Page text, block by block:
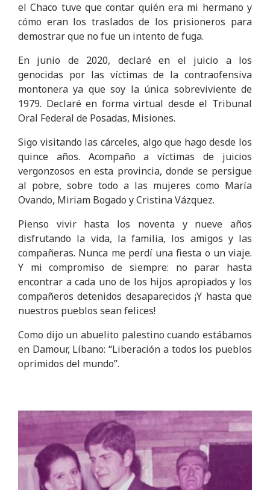
el Chaco tuve que contar quién era mi hermano y
cómo eran los traslados de los prisioneros para
demostrar que no fue un intento de fuga.
En junio de 2020, declaré en el juicio a los
genocidas por las víctimas de la contraofensiva
montonera ya que soy la única sobreviviente de
1979. Declaré en forma virtual desde el Tribunal
Oral Federal de Posadas, Misiones.
Sigo visitando las cárceles, algo que hago desde los
quince años. Acompaño a víctimas de juicios
vergonzosos en esta provincia, donde se persigue
al pobre, sobre todo a las mujeres como María
Ovando, Miriam Bogado y Cristina Vázquez.
Pienso vivir hasta los noventa y nueve años
disfrutando la vida, la familia, los amigos y las
compañeras. Nunca me perdí una fiesta o un viaje.
Y mi compromiso de siempre: no parar hasta
encontrar a cada uno de los hijos apropiados y los
compañeros detenidos desaparecidos ¡Y hasta que
nuestros pueblos sean felices!
Como dijo un abuelito palestino cuando estábamos
en Damour, Líbano: “Liberación a todos los pueblos
oprimidos del mundo”.